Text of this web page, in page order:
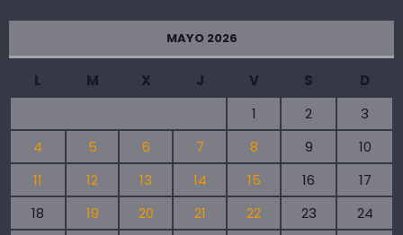
MAYO 2026
L M X J V S
D
1
2
3
4
5 6 7 8 9
10
11
12 13 14 15 16
17
18
19 20 21 22 23
24